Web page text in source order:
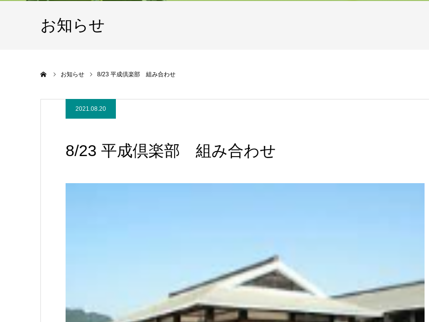
お知らせ
お知らせ 8/23 平成倶楽部 組み合わせ
2021.08.20
8/23 平成倶楽部 組み合わせ